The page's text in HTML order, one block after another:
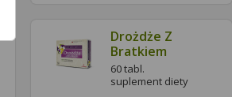
Drożdże Z
Bratkiem
60 tabl.
suplement diety